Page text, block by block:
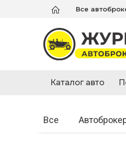
Все
Каталог авто
Все